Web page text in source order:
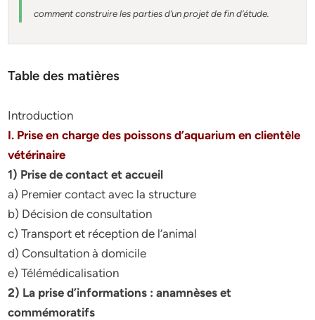
comment construire les parties d’un projet de fin d’étude
Table des matières
Introduction
I. Prise en charge des poissons d’aquarium en clientèle
vétérinaire
1) Prise de contact et accueil
a) Premier contact avec la structure
b) Décision de consultation
c) Transport et réception de l’animal
d) Consultation à domicile
e) Télémédicalisation
2) La prise d’informations : anamnèses et
commémoratifs